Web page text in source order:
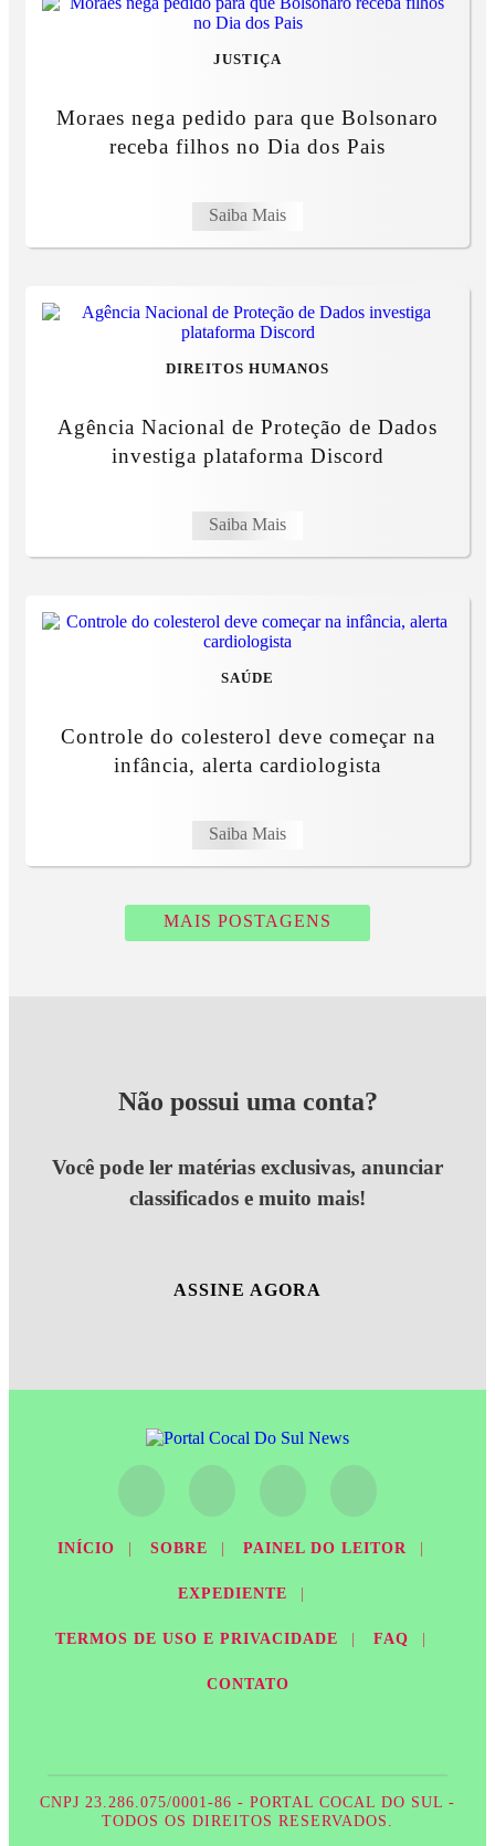
JUSTIÇA
Moraes nega pedido para que Bolsonaro
receba filhos no Dia dos Pais
Saiba Mais
DIREITOS HUMANOS
Agência Nacional de Proteção de Dados
investiga plataforma Discord
Saiba Mais
SAÚDE
Controle do colesterol deve começar na
infância, alerta cardiologista
Saiba Mais
MAIS POSTAGENS
Não possui uma conta?
Você pode ler matérias exclusivas, anunciar
classificados e muito mais!
ASSINE AGORA
INÍCIO SOBRE PAINEL DO LEITOR
EXPEDIENTE
TERMOS DE USO E PRIVACIDADE FAQ
CONTATO
CNPJ 23.286.075/0001-86 - PORTAL COCAL DO SUL -
TODOS OS DIREITOS RESERVADOS.